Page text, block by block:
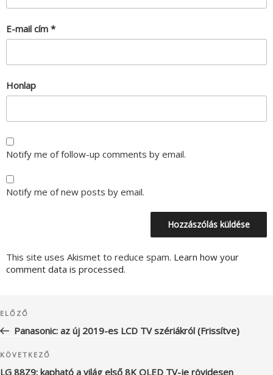
E-mail cím *
Honlap
Notify me of follow-up comments by email.
Notify me of new posts by email.
This site uses Akismet to reduce spam. Learn how your
comment data is processed.
navigáció
Korábbi
bejegyzés
ELŐZŐ
Panasonic: az új 2019-es LCD TV szériákról (Frissítve)
Következő
bejegyzés
KÖVETKEZŐ
LG 88Z9: kapható a világ első 8K OLED TV-je rövidesen